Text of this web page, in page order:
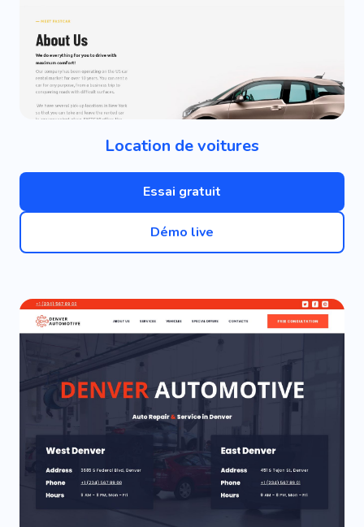
Location de voitures
Essai gratuit
Démo live